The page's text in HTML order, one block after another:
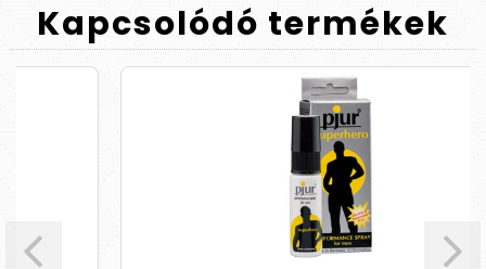
Kapcsolódó termékek